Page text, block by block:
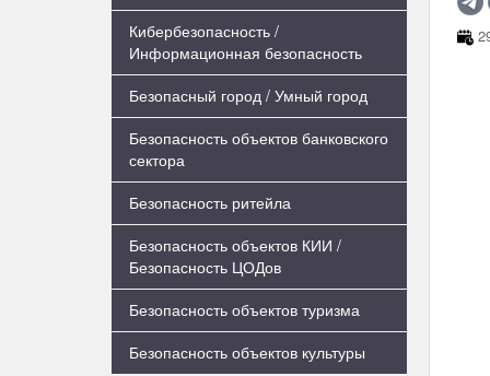
Кибербезопасность /
Информационная безопасность
Безопасный город / Умный город
Безопасность объектов банковского
сектора
Безопасность ритейла
Безопасность объектов КИИ /
Безопасность ЦОДов
Безопасность объектов туризма
Безопасность объектов культуры